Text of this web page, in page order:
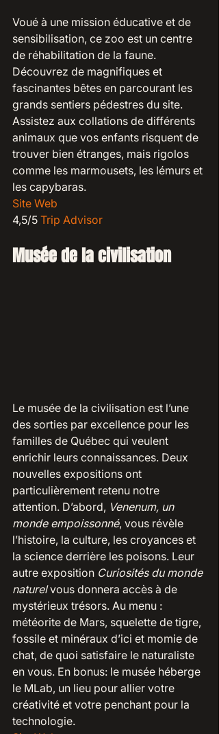
Voué à une mission éducative et de
sensibilisation, ce zoo est un centre
de réhabilitation de la faune.
Découvrez de magnifiques et
fascinantes bêtes en parcourant les
grands sentiers pédestres du site.
Assistez aux collations de différents
animaux que vos enfants risquent de
trouver bien étranges, mais rigolos
comme les marmousets, les lémurs et
les capybaras.
Site Web
4,5/5 Trip Advisor
Musée de la civilisation
Le musée de la civilisation est l’une
des sorties par excellence pour les
familles de Québec qui veulent
enrichir leurs connaissances. Deux
nouvelles expositions ont
particulièrement retenu notre
attention. D’abord, Venenum, un
monde empoissonné, vous révèle
l’histoire, la culture, les croyances et
la science derrière les poisons. Leur
autre exposition Curiosités du monde
naturel vous donnera accès à de
mystérieux trésors. Au menu :
météorite de Mars, squelette de tigre,
fossile et minéraux d’ici et momie de
chat, de quoi satisfaire le naturaliste
en vous. En bonus: le musée héberge
le MLab, un lieu pour allier votre
créativité et votre penchant pour la
technologie.